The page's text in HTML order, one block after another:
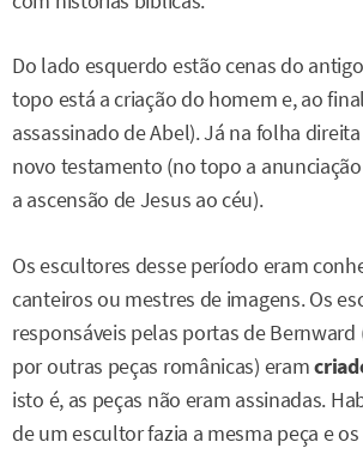
Do lado esquerdo estão cenas do
topo está a criação do homem e, ao
assassinado de Abel). Já na folha
novo testamento (no topo a
a ascensão de Jesus ao céu).
Os escultores desse período eram
canteiros ou mestres de imagens. Os
responsáveis pelas portas de Bernward
por outras peças românicas) eram
isto é, as peças não eram assinadas.
de um escultor fazia a mesma peça e